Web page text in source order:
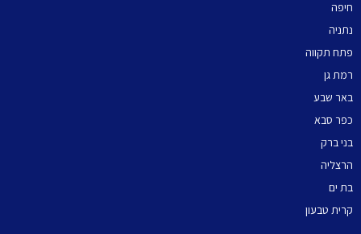
חיפה
נתניה
פתח תקווה
רמת גן
באר שבע
כפר סבא
בני ברק
הרצליה
בת ים
קרית טבעון